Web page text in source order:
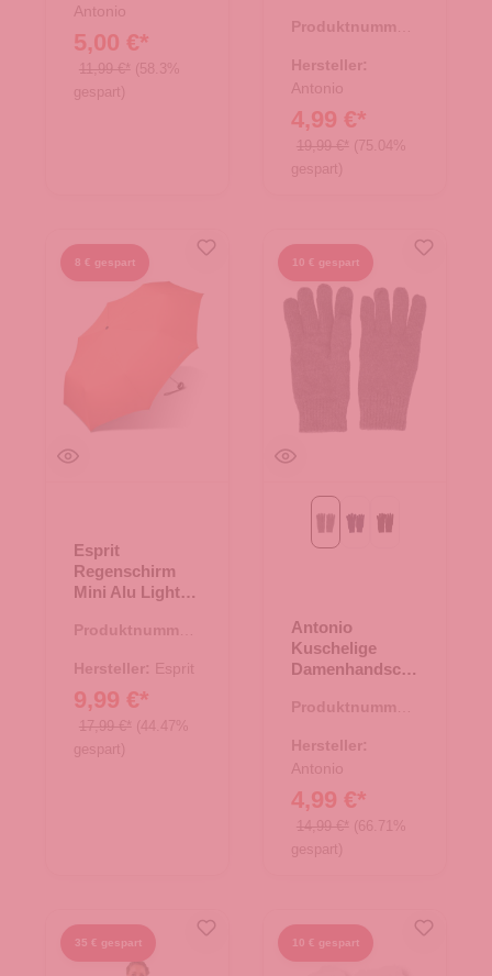
Antonio
5,00 €*
11,99 €* (58.3%
gespart)
Produktnummer:
Hersteller:
Antonio
4,99 €*
19,99 €* (75.04%
gespart)
8 € gespart
Esprit
Regenschirm
Mini Alu Light
Produktnummer:
Hersteller: Esprit
9,99 €*
17,99 €* (44.47%
gespart)
10 € gespart
graunavyschwarz
Antonio
Kuschelige
Damenhandsch
Innenfutter -
Produktnummer:
Hersteller:
Antonio
4,99 €*
14,99 €* (66.71%
gespart)
35 € gespart 10 € gespart